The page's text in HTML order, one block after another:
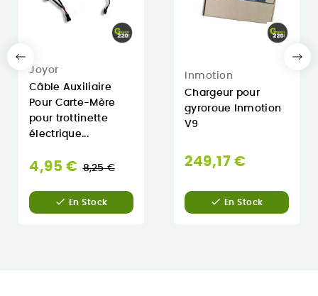
Joyor
Câble Auxiliaire
Pour Carte-Mère
pour trottinette
électrique...
4,95 € Prix
8,25 €
 En Stock
Inmotion
Chargeur pour
gyroroue Inmotion
V9
249,17 €
 En Stock